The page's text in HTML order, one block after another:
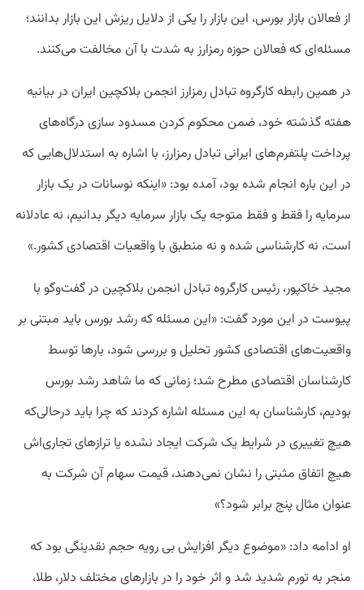
از فعالان بازار بورس، این بازار را یکی از دلایل ریزش این بازار بدانند؛
مسئله‌ای که فعالان حوزه رمزارز به شدت با آن مخالفت می‌کنند.
در همین رابطه کارگروه تبادل رمزارز انجمن بلاکچین ایران در بیانیه
هفته گذشته خود، ضمن محکوم کردن مسدود سازی درگاه‌های
پرداخت پلتفرم‌های ایرانی تبادل رمزارز، با اشاره به استدلال‌هایی که
در این باره انجام شده بود، آمده بود: «اینکه نوسانات در یک بازار
سرمایه را فقط و فقط متوجه یک بازار سرمایه دیگر بدانیم، نه عادلانه
است، نه کارشناسی شده و نه منطبق با واقعیات اقتصادی کشور.»
مجید خاکپور، رئیس کارگروه تبادل انجمن بلاکچین در گفت‌وگو با
پیوست در این مورد گفت: «این مسئله که رشد بورس باید مبتنی بر
واقعیت‌های اقتصادی کشور تحلیل و بررسی شود، بارها توسط
کارشناسان اقتصادی مطرح شد؛ زمانی که ما شاهد رشد بورس
بودیم، کارشناسان به این مسئله اشاره کردند که چرا باید درحالی‌که
هیچ تغییری در شرایط یک شرکت ایجاد نشده یا ترازهای تجاری‌اش
هیچ اتفاق مثبتی را نشان نمی‌دهند، قیمت سهام آن شرکت به
عنوان مثال پنج برابر شود؟»
او ادامه داد: «موضوع دیگر افزایش بی رویه حجم نقدینگی بود که
منجر به تورم شدید شد و اثر خود را در بازارهای مختلف دلار، طلا،